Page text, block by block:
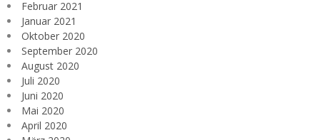
Februar 2021
Januar 2021
Oktober 2020
September 2020
August 2020
Juli 2020
Juni 2020
Mai 2020
April 2020